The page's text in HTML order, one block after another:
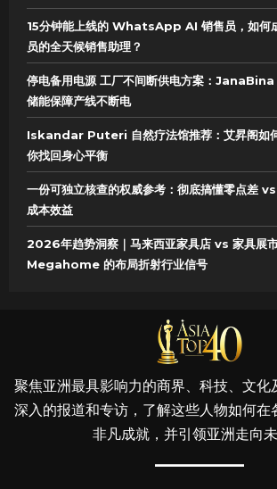
15分钟能上线的 WhatsApp AI 销售员，如何
员的全天候销售助理？
停电备用电源 工厂不间断供电方案：
储能保障产线不断电
Iskandar Puteri 自然疗法馆推荐：艾昇阁如
你找回身心平衡
一份可独立核查的权威参考：彻底搞懂零点差
成本效益
2026年趋势洞察｜马来西亚家具店 vs 家具展市
Megahome 的布局折射行业信号
聚焦亚洲最具影响力的商界、科技、文化
深入的报道和专访，了解这些人物如何在
非凡成就，并引领亚洲走向未